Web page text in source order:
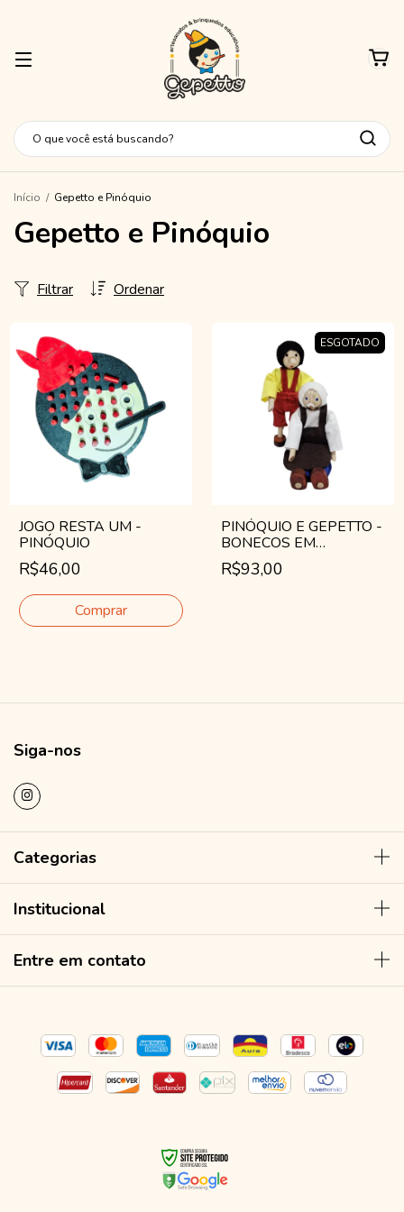
Início / Gepetto e Pinóquio
Gepetto e Pinóquio
Ordenar
Filtrar
JOGO RESTA UM -
PINÓQUIO
R$46,00
ESGOTADO
PINÓQUIO E GEPETTO -
BONECOS EM
MADEIRA
ARTICULADOS
R$93,00
Siga-nos
Categorias
Institucional
Entre em contato